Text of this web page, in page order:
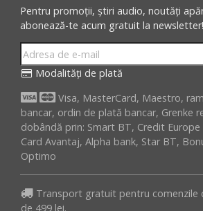
Pentru promoții, știri audio, noutăți
abonează-te acum gratuit la newsletter!
Modalități de plată
Visa, MasterCard, Maestro,
bancar, ordin de plată bancar, Grenke
dobândă prin: Smart BT, Credit Europe
Card Avantaj, Alpha bank, Star BT,
Optimo
Transport gratuit pentru comenzile
de 499 lei.